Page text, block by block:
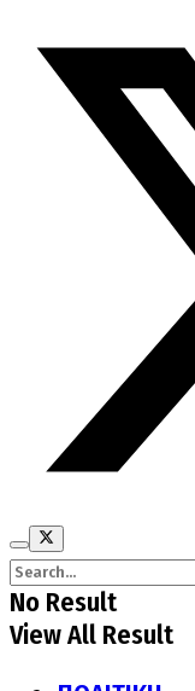
No Result
View All Result